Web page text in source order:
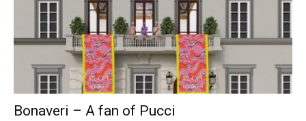
Bonaveri – A fan of Pucci